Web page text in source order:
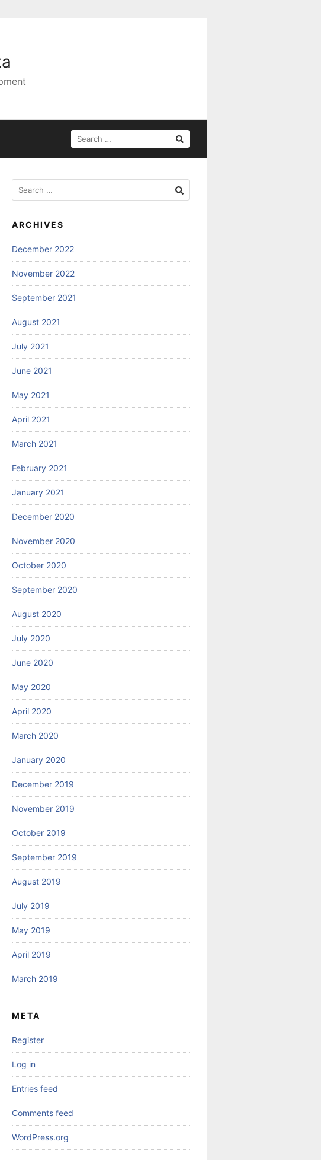
SEARCH
FOR:
Search
for:
ARCHIVES
December 2022
November 2022
September 2021
August 2021
July 2021
June 2021
May 2021
April 2021
March 2021
February 2021
January 2021
December 2020
November 2020
October 2020
September 2020
August 2020
July 2020
June 2020
May 2020
April 2020
March 2020
January 2020
December 2019
November 2019
October 2019
September 2019
August 2019
July 2019
May 2019
April 2019
March 2019
META
Register
Log in
Entries feed
Comments feed
WordPress.org